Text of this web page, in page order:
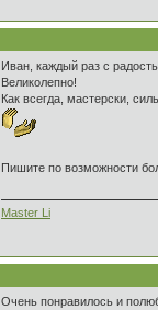
Иван, каждый раз с
Великолепно!
Как всегда, мастерски,
Пишите по возможности
Master Li
Очень понравилось и